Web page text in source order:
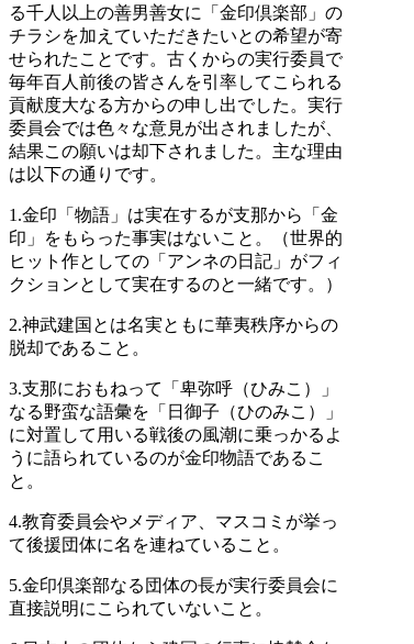
る千人以上の善男善女に「金印倶楽部」の
チラシを加えていただきたいとの希望が寄
せられたことです。古くからの実行委員で
毎年百人前後の皆さんを引率してこられる
貢献度大なる方からの申し出でした。実行
委員会では色々な意見が出されましたが、
結果この願いは却下されました。主な理由
は以下の通りです。
1.金印「物語」は実在するが支那から「金
印」をもらった事実はないこと。（世界的
ヒット作としての「アンネの日記」がフィ
クションとして実在するのと一緒です。）
2.神武建国とは名実ともに華夷秩序からの
脱却であること。
3.支那におもねって「卑弥呼（ひみこ）」
なる野蛮な語彙を「日御子（ひのみこ）」
に対置して用いる戦後の風潮に乗っかるよ
うに語られているのが金印物語であるこ
と。
4.教育委員会やメディア、マスコミが挙っ
て後援団体に名を連ねていること。
5.金印倶楽部なる団体の長が実行委員会に
直接説明にこられていないこと。